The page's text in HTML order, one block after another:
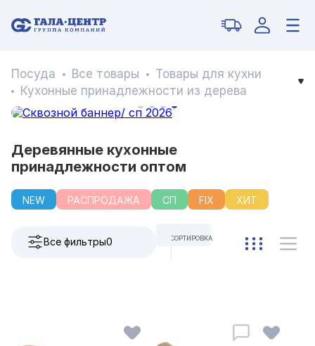
Посуда Все товары
Товары для кухни
Кухонные принадлежности из дерева
Деревянные кухонные
принадлежности оптом
NEW РАСПРОДАЖА СП FIX ХИТ
Все фильтры0
СОРТИРОВКА